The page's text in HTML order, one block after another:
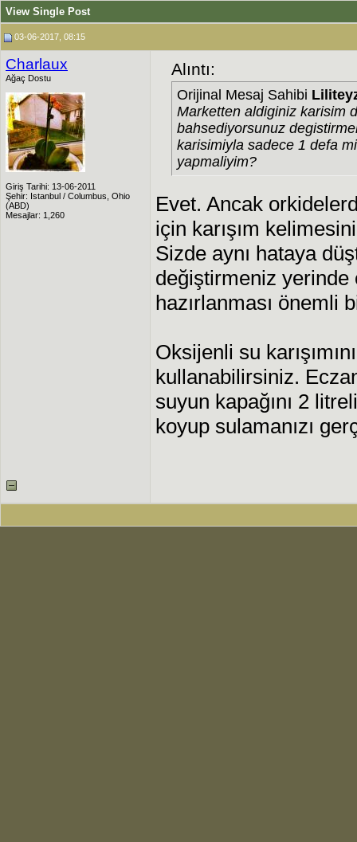
View Single Post
03-06-2017, 08:15
Charlaux
Ağaç Dostu
Giriş Tarihi: 13-06-2011
Şehir: Istanbul / Columbus, Ohio
(ABD)
Mesajlar: 1,260
Alıntı:
Orijinal Mesaj Sahibi
Marketten aldiginiz karisim
bahsediyorsunuz
karisimiyla sadece 1 defa
yapmaliyim?
Evet. Ancak
için karışım
Sizde aynı hataya
değiştirmeniz yerinde
hazırlanması önemli
Oksijenli su
kullanabilirsiniz.
suyun kapağını 2
koyup sulamanızı